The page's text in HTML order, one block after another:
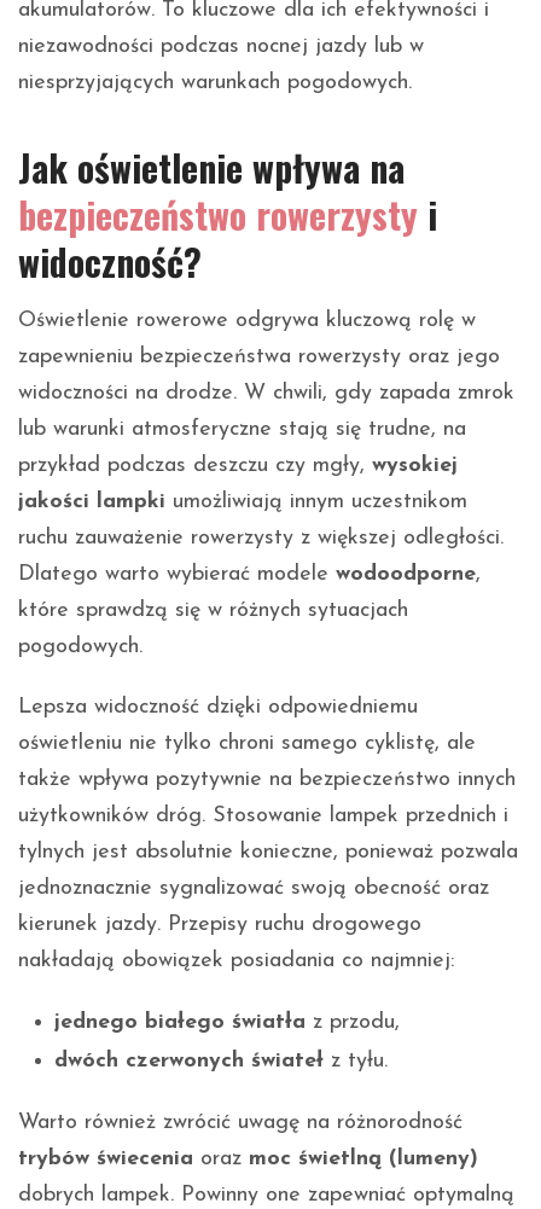
akumulatorów. To kluczowe dla ich efektywności i
niezawodności podczas nocnej jazdy lub w
niesprzyjających warunkach pogodowych.
Jak oświetlenie wpływa na
bezpieczeństwo rowerzysty i
widoczność?
Oświetlenie rowerowe odgrywa kluczową rolę w
zapewnieniu bezpieczeństwa rowerzysty oraz jego
widoczności na drodze. W chwili, gdy zapada zmrok
lub warunki atmosferyczne stają się trudne, na
przykład podczas deszczu czy mgły, wysokiej
jakości lampki umożliwiają innym uczestnikom
ruchu zauważenie rowerzysty z większej odległości.
Dlatego warto wybierać modele wodoodporne,
które sprawdzą się w różnych sytuacjach
pogodowych.
Lepsza widoczność dzięki odpowiedniemu
oświetleniu nie tylko chroni samego cyklistę, ale
także wpływa pozytywnie na bezpieczeństwo innych
użytkowników dróg. Stosowanie lampek przednich i
tylnych jest absolutnie konieczne, ponieważ pozwala
jednoznacznie sygnalizować swoją obecność oraz
kierunek jazdy. Przepisy ruchu drogowego
nakładają obowiązek posiadania co najmniej:
jednego białego światła z przodu,
dwóch czerwonych świateł z tyłu.
Warto również zwrócić uwagę na różnorodność
trybów świecenia oraz moc świetlną (lumeny)
dobrych lampek. Powinny one zapewniać optymalną